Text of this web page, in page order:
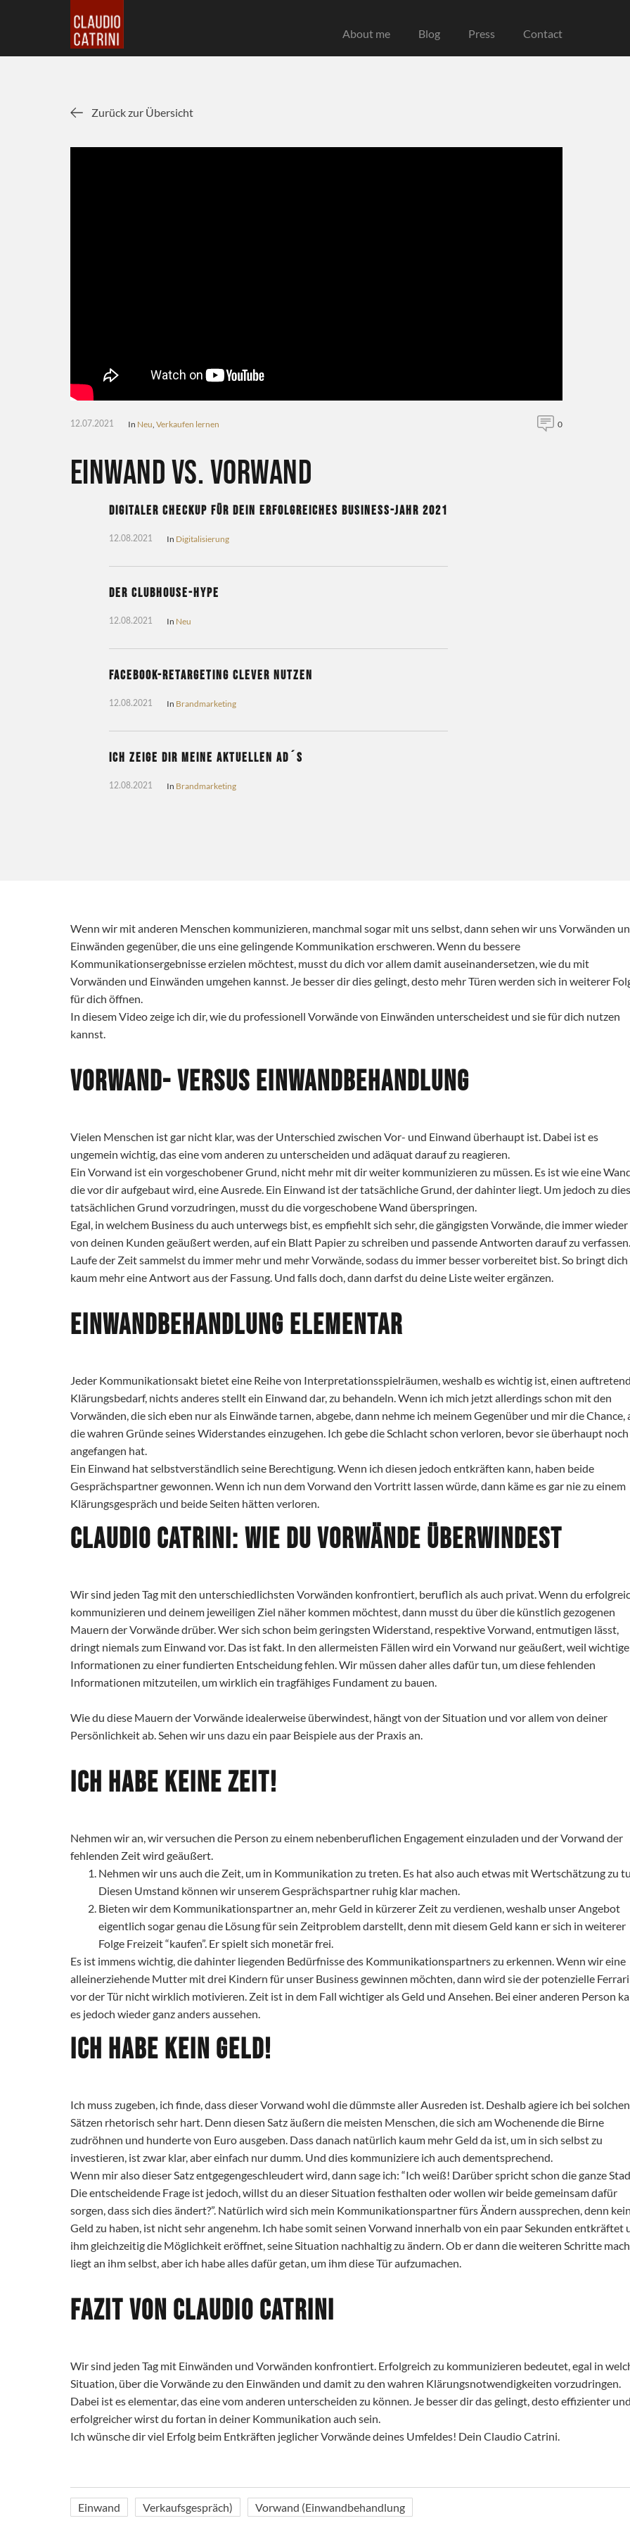
About me Blog Press Contact
Zurück zur Übersicht
12.07.2021 In Neu, Verkaufen lernen 0
Einwand vs. Vorwand
Digitaler CheckUp für dein erfolgreiches Business-Jahr 2021
12.08.2021 In Digitalisierung
Der Clubhouse-Hype
12.08.2021 In Neu
Facebook-Retargeting clever nutzen
12.08.2021 In Brandmarketing
Ich zeige dir meine aktuellen Ad´s
12.08.2021 In Brandmarketing
Wenn wir mit anderen Menschen kommunizieren, manchmal sogar mit uns selbst, dann sehen wir uns Vorwänden
Einwänden gegenüber, die uns eine gelingende Kommunikation erschweren. Wenn du bessere
Kommunikationsergebnisse erzielen möchtest, musst du dich vor allem damit auseinandersetzen, wie du mit
Vorwänden und Einwänden umgehen kannst. Je besser dir dies gelingt, desto mehr Türen werden sich in weiterer
für dich öffnen.
In diesem Video zeige ich dir, wie du professionell Vorwände von Einwänden unterscheidest und sie für dich nutzen
kannst.
Vorwand- versus Einwandbehandlung
Vielen Menschen ist gar nicht klar, was der Unterschied zwischen Vor- und Einwand überhaupt ist. Dabei ist es
ungemein wichtig, das eine vom anderen zu unterscheiden und adäquat darauf zu reagieren.
Ein Vorwand ist ein vorgeschobener Grund, nicht mehr mit dir weiter kommunizieren zu müssen. Es ist wie eine
die vor dir aufgebaut wird, eine Ausrede. Ein Einwand ist der tatsächliche Grund, der dahinter liegt. Um jedoch zu
tatsächlichen Grund vorzudringen, musst du die vorgeschobene Wand überspringen.
Egal, in welchem Business du auch unterwegs bist, es empfiehlt sich sehr, die gängigsten Vorwände, die immer wieder
von deinen Kunden geäußert werden, auf ein Blatt Papier zu schreiben und passende Antworten darauf zu
Laufe der Zeit sammelst du immer mehr und mehr Vorwände, sodass du immer besser vorbereitet bist. So bringt dich
kaum mehr eine Antwort aus der Fassung. Und falls doch, dann darfst du deine Liste weiter ergänzen.
Einwandbehandlung elementar
Jeder Kommunikationsakt bietet eine Reihe von Interpretationsspielräumen, weshalb es wichtig ist, einen
Klärungsbedarf, nichts anderes stellt ein Einwand dar, zu behandeln. Wenn ich mich jetzt allerdings schon mit den
Vorwänden, die sich eben nur als Einwände tarnen, abgebe, dann nehme ich meinem Gegenüber und mir die Chance,
die wahren Gründe seines Widerstandes einzugehen. Ich gebe die Schlacht schon verloren, bevor sie überhaupt noch
angefangen hat.
Ein Einwand hat selbstverständlich seine Berechtigung. Wenn ich diesen jedoch entkräften kann, haben beide
Gesprächspartner gewonnen. Wenn ich nun dem Vorwand den Vortritt lassen würde, dann käme es gar nie zu einem
Klärungsgespräch und beide Seiten hätten verloren.
Claudio Catrini: Wie du Vorwände überwindest
Wir sind jeden Tag mit den unterschiedlichsten Vorwänden konfrontiert, beruflich als auch privat. Wenn du
kommunizieren und deinem jeweiligen Ziel näher kommen möchtest, dann musst du über die künstlich gezogenen
Mauern der Vorwände drüber. Wer sich schon beim geringsten Widerstand, respektive Vorwand, entmutigen lässt,
dringt niemals zum Einwand vor. Das ist fakt. In den allermeisten Fällen wird ein Vorwand nur geäußert, weil wichtige
Informationen zu einer fundierten Entscheidung fehlen. Wir müssen daher alles dafür tun, um diese fehlenden
Informationen mitzuteilen, um wirklich ein tragfähiges Fundament zu bauen.
Wie du diese Mauern der Vorwände idealerweise überwindest, hängt von der Situation und vor allem von deiner
Persönlichkeit ab. Sehen wir uns dazu ein paar Beispiele aus der Praxis an.
Ich habe keine Zeit!
Nehmen wir an, wir versuchen die Person zu einem nebenberuflichen Engagement einzuladen und der Vorwand der
fehlenden Zeit wird geäußert.
Nehmen wir uns auch die Zeit, um in Kommunikation zu treten. Es hat also auch etwas mit Wertschätzung zu
Diesen Umstand können wir unserem Gesprächspartner ruhig klar machen.
Bieten wir dem Kommunikationspartner an, mehr Geld in kürzerer Zeit zu verdienen, weshalb unser Angebot
eigentlich sogar genau die Lösung für sein Zeitproblem darstellt, denn mit diesem Geld kann er sich in weiterer
Folge Freizeit “kaufen”. Er spielt sich monetär frei.
Es ist immens wichtig, die dahinter liegenden Bedürfnisse des Kommunikationspartners zu erkennen. Wenn wir eine
alleinerziehende Mutter mit drei Kindern für unser Business gewinnen möchten, dann wird sie der potenzielle Ferrari
vor der Tür nicht wirklich motivieren. Zeit ist in dem Fall wichtiger als Geld und Ansehen. Bei einer anderen Person
es jedoch wieder ganz anders aussehen.
Ich habe kein Geld!
Ich muss zugeben, ich finde, dass dieser Vorwand wohl die dümmste aller Ausreden ist. Deshalb agiere ich bei solchen
Sätzen rhetorisch sehr hart. Denn diesen Satz äußern die meisten Menschen, die sich am Wochenende die Birne
zudröhnen und hunderte von Euro ausgeben. Dass danach natürlich kaum mehr Geld da ist, um in sich selbst zu
investieren, ist zwar klar, aber einfach nur dumm. Und dies kommuniziere ich auch dementsprechend.
Wenn mir also dieser Satz entgegengeschleudert wird, dann sage ich: “Ich weiß! Darüber spricht schon die ganze
Die entscheidende Frage ist jedoch, willst du an dieser Situation festhalten oder wollen wir beide gemeinsam dafür
sorgen, dass sich dies ändert?”. Natürlich wird sich mein Kommunikationspartner fürs Ändern aussprechen, denn
Geld zu haben, ist nicht sehr angenehm. Ich habe somit seinen Vorwand innerhalb von ein paar Sekunden entkräftet
ihm gleichzeitig die Möglichkeit eröffnet, seine Situation nachhaltig zu ändern. Ob er dann die weiteren Schritte
liegt an ihm selbst, aber ich habe alles dafür getan, um ihm diese Tür aufzumachen.
Fazit von Claudio Catrini
Wir sind jeden Tag mit Einwänden und Vorwänden konfrontiert. Erfolgreich zu kommunizieren bedeutet, egal in
Situation, über die Vorwände zu den Einwänden und damit zu den wahren Klärungsnotwendigkeiten vorzudringen.
Dabei ist es elementar, das eine vom anderen unterscheiden zu können. Je besser dir das gelingt, desto effizienter
erfolgreicher wirst du fortan in deiner Kommunikation auch sein.
Ich wünsche dir viel Erfolg beim Entkräften jeglicher Vorwände deines Umfeldes! Dein Claudio Catrini.
Einwand Verkaufsgespräch) Vorwand (Einwandbehandlung